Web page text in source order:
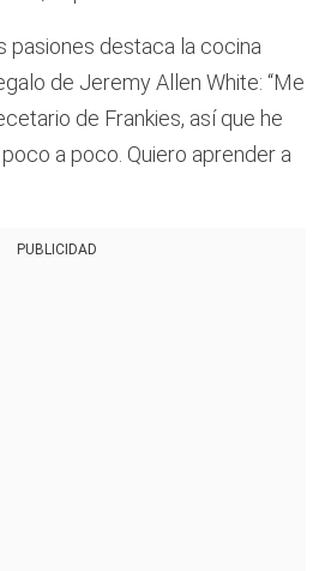
pasiones destaca la cocina
de Jeremy Allen White: “Me
de Frankies, así que he
a poco. Quiero aprender a
PUBLICIDAD